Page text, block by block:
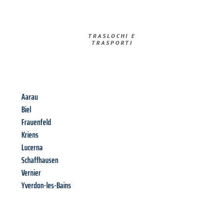
TRASLOCHI E
TRASPORTI​
Aarau
Biel
Frauenfeld
Kriens
Lucerna
Schaffhausen
Vernier
Yverdon-les-Bains